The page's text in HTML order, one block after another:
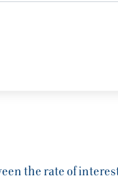
the rate of